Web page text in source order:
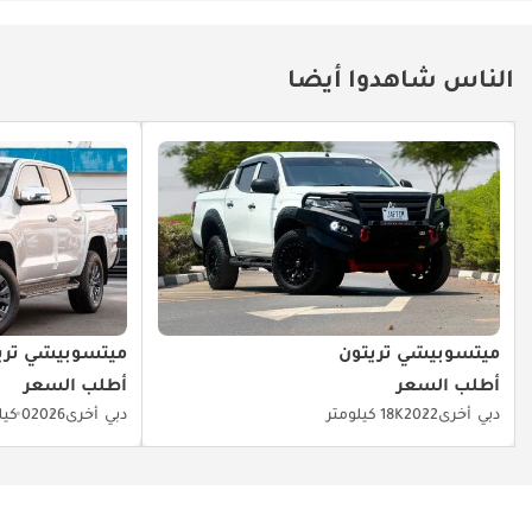
الناس شاهدوا أيضا
ميتسوبيشي تريتون
أطلب السعر
دبي أخرى202218K كيلومتر
ميتسوبيشي
أطلب السعر
دبي أخرى20260 كيلومتر